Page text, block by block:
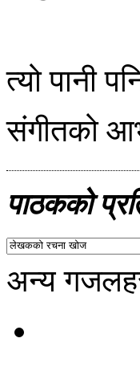
त्यो पानी
संगीतको
पाठकको
अन्य